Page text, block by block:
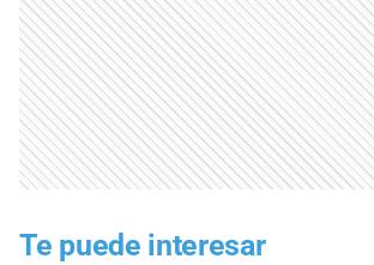
Te puede interesar